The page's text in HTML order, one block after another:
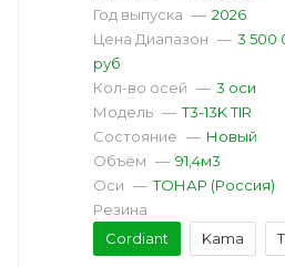
Год выпуска — 2026
Цена Диапазон — 3 500
руб
Кол-во осей — 3 оси
Модель — T3-13K TIR
Состояние — Новый
Объём — 91,4м3
Оси — ТОНАР (Россия)
Резина
Cordiant
Kama